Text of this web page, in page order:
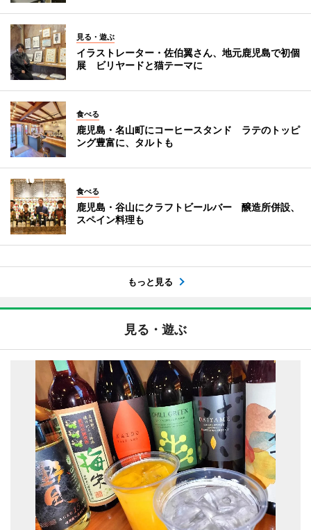
見る・遊ぶ
イラストレーター・佐伯翼さん、地元鹿児島で初個
展 ビリヤードと猫テーマに
食べる
鹿児島・名山町にコーヒースタンド ラテのトッピ
ング豊富に、タルトも
食べる
鹿児島・谷山にクラフトビールバー 醸造所併設、
スペイン料理も
もっと見る
見る・遊ぶ